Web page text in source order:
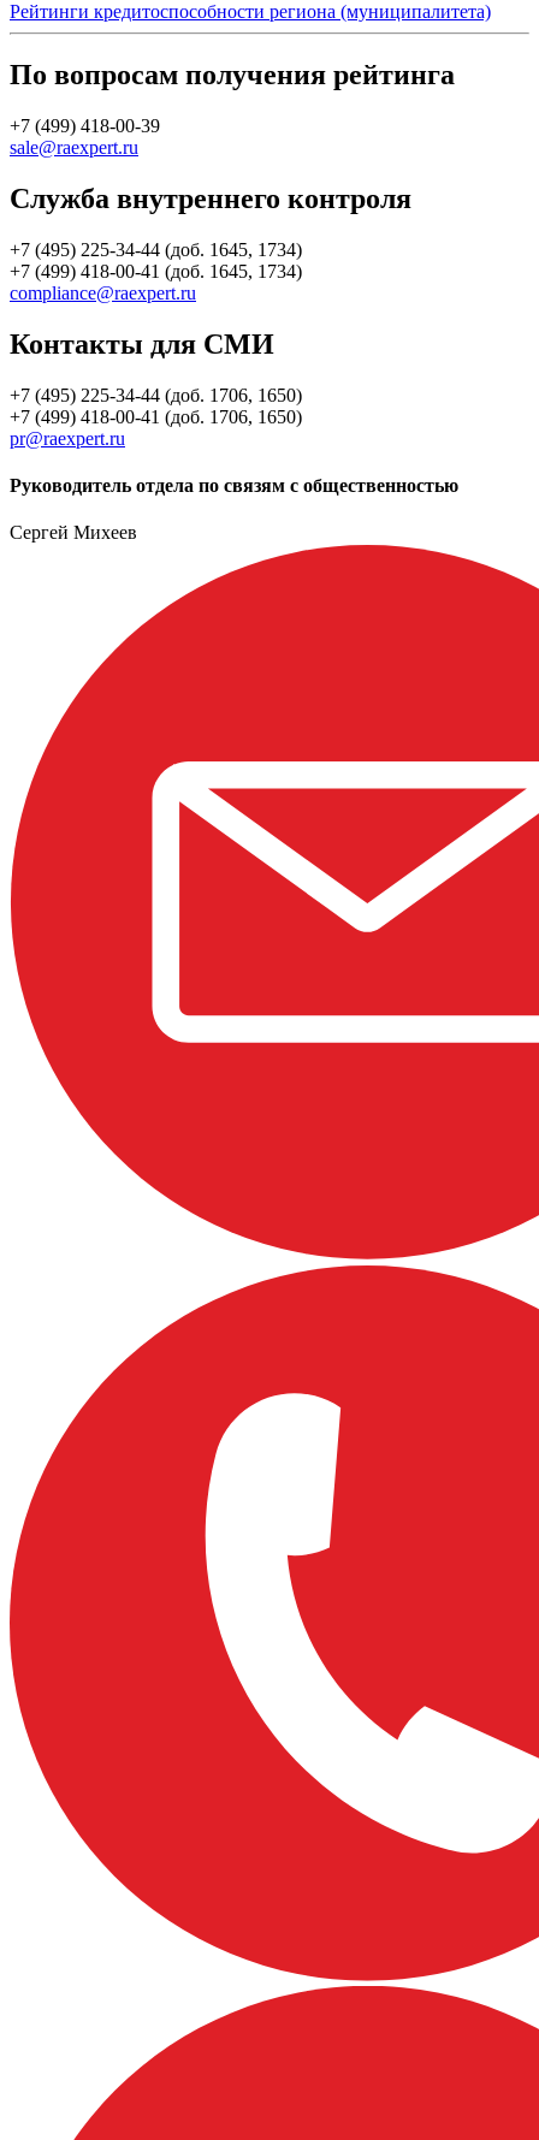
Рейтинги кредитоспособности региона (муниципалитета)
По вопросам получения рейтинга
+7 (499) 418-00-39
sale@raexpert.ru
Служба внутреннего контроля
+7 (495) 225-34-44 (доб. 1645, 1734)
+7 (499) 418-00-41 (доб. 1645, 1734)
compliance@raexpert.ru
Контакты для СМИ
+7 (495) 225-34-44 (доб. 1706, 1650)
+7 (499) 418-00-41 (доб. 1706, 1650)
pr@raexpert.ru
Руководитель отдела по связям с общественностью
Сергей Михеев